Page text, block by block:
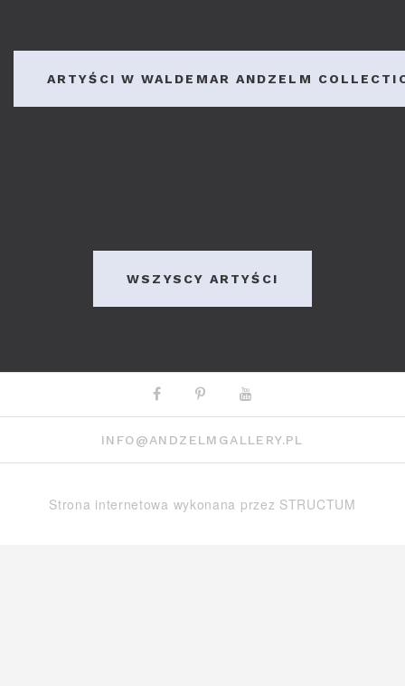
ARTYŚCI W WALDEMAR ANDZELM
WSZYSCY ARTYŚCI
Strona internetowa wykonana przez STRUCTUM
FacebookPinterest
INFO@ANDZELMGALLERY.PL